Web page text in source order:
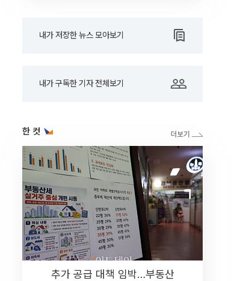
내가 저장한 뉴스 모아보기
내가 구독한 기자 전체보기
한 컷
추가 공급 대책 임박…부동산